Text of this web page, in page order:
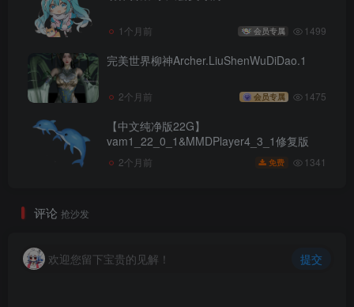
1个月前 会员专属 1499
完美世界柳神Archer.LiuShenWuDiDao.1
2个月前 会员专属 1475
【中文纯净版22G】
vam1_22_0_1&MMDPlayer4_3_1修复版
2个月前 免费 1341
评论 抢沙发
欢迎您留下宝贵的见解！ 提交